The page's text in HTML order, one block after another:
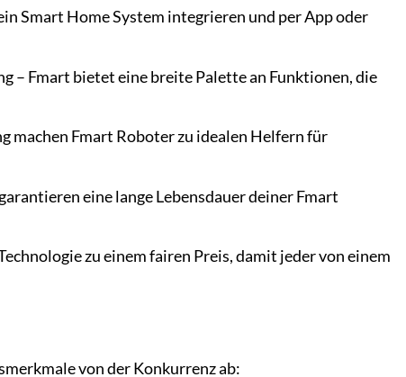
Smart Home System integrieren und per App oder
– Fmart bietet eine breite Palette an Funktionen, die
machen Fmart Roboter zu idealen Helfern für
eine lange Lebensdauer deiner Fmart
zu einem fairen Preis, damit jeder von einem
von der Konkurrenz ab: